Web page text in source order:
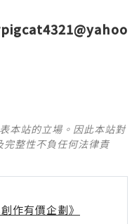
本站的立場。因此本站對
整性不負任何法律責
作有價企劃》